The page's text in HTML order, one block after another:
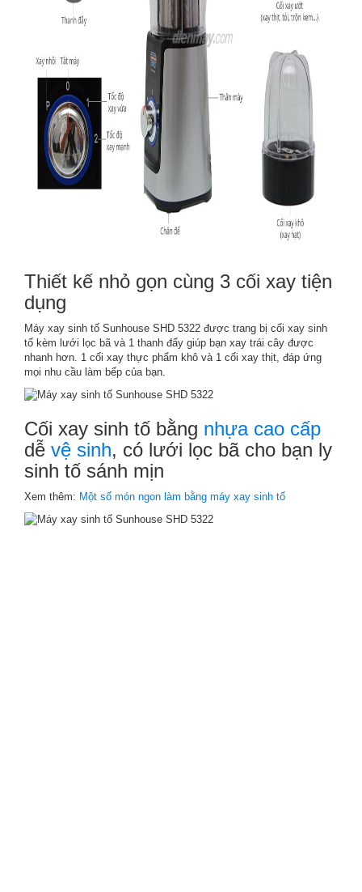
Thiết kế nhỏ gọn cùng 3 cối xay tiện
dụng
Máy xay sinh tố Sunhouse SHD 5322 được trang bị cối xay sinh
tố kèm lưới lọc bã và 1 thanh đẩy giúp bạn xay trái cây được
nhanh hơn. 1 cối xay thực phẩm khô và 1 cối xay thịt, đáp ứng
mọi nhu cầu làm bếp của bạn.
Cối xay sinh tố bằng nhựa cao cấp
dễ vệ sinh, có lưới lọc bã cho bạn ly
sinh tố sánh mịn
Xem thêm: Một số món ngon làm bằng máy xay sinh tố